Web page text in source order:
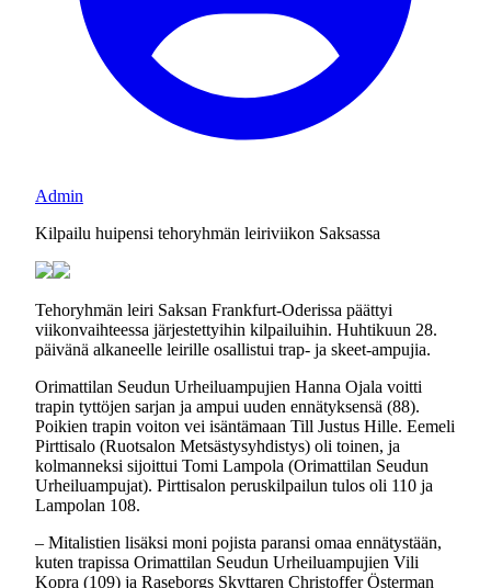
Admin
Kilpailu huipensi tehoryhmän leiriviikon Saksassa
Tehoryhmän leiri Saksan Frankfurt-Oderissa päättyi
viikonvaihteessa järjestettyihin kilpailuihin. Huhtikuun 28.
päivänä alkaneelle leirille osallistui trap- ja skeet-ampujia.
Orimattilan Seudun Urheiluampujien Hanna Ojala voitti
trapin tyttöjen sarjan ja ampui uuden ennätyksensä (88).
Poikien trapin voiton vei isäntämaan Till Justus Hille. Eemeli
Pirttisalo (Ruotsalon Metsästysyhdistys) oli toinen, ja
kolmanneksi sijoittui Tomi Lampola (Orimattilan Seudun
Urheiluampujat). Pirttisalon peruskilpailun tulos oli 110 ja
Lampolan 108.
– Mitalistien lisäksi moni pojista paransi omaa ennätystään,
kuten trapissa Orimattilan Seudun Urheiluampujien Vili
Kopra (109) ja Raseborgs Skyttaren Christoffer Österman